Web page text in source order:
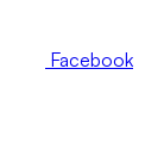
Facebook